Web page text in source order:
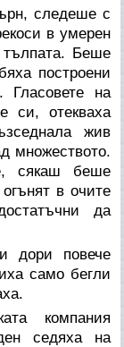
следеше с
в умерен
Беше
построени
Гласовете на
си, отекваха
жив
множеството.
сякаш беше
в очите
да
дори повече
само бегли
компания
седяха на